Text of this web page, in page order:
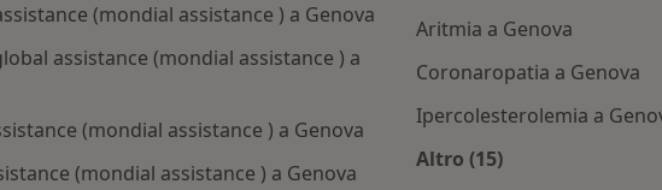
(mondial assistance ) a Genova
assistance (mondial assistance ) a
(mondial assistance ) a Genova
(mondial assistance ) a Genova
Aritmia a Genova
Coronaropatia a Genova
Ipercolesterolemia a
Altro (15)